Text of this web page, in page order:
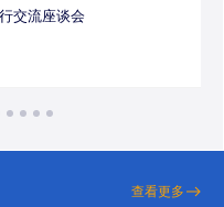
交流座谈会
查看更多